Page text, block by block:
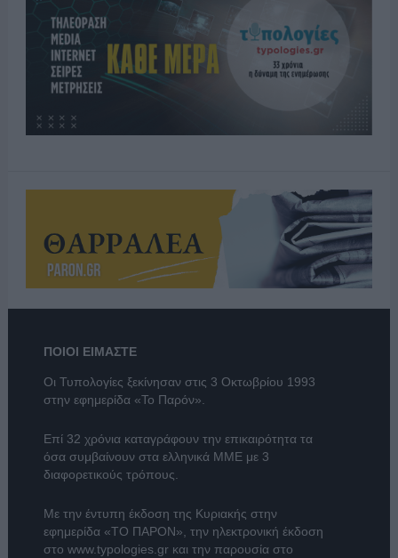
ΠΟΙΟΙ ΕΙΜΑΣΤΕ
Οι Τυπολογίες ξεκίνησαν στις 3 Οκτωβρίου 1993
στην εφημερίδα «Το Παρόν».
Επί 32 χρόνια καταγράφουν την επικαιρότητα τα
όσα συμβαίνουν στα ελληνικά ΜΜΕ με 3
διαφορετικούς τρόπους.
Με την έντυπη έκδοση της Κυριακής στην
εφημερίδα «ΤΟ ΠΑΡΟΝ» , την ηλεκτρονική έκδοση
στο www.typologies.grκαι την παρουσία στο